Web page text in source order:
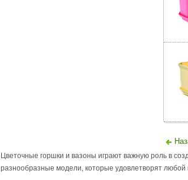
Цветочные горшки и вазоны играют важную роль в
разнообразные модели, которые удовлетворят